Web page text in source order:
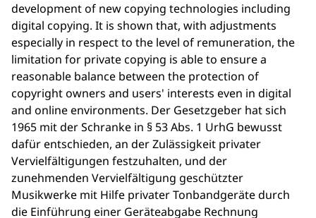
development of new copying technologies including
digital copying. It is shown that, with adjustments
especially in respect to the level of remuneration, the
limitation for private copying is able to ensure a
reasonable balance between the protection of
copyright owners and users' interests even in digital
and online environments. Der Gesetzgeber hat sich
1965 mit der Schranke in § 53 Abs. 1 UrhG bewusst
dafür entschieden, an der Zulässigkeit privater
Vervielfältigungen festzuhalten, und der
zunehmenden Vervielfältigung geschützter
Musikwerke mit Hilfe privater Tonbandgeräte durch
die Einführung einer Geräteabgabe Rechnung